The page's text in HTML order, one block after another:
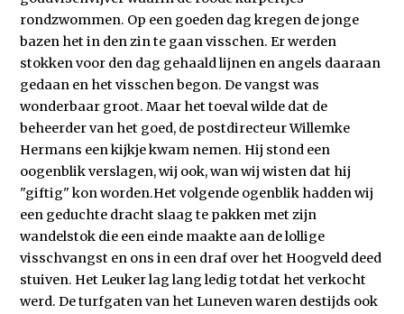
rondzwommen. Op een goeden dag kregen de jonge
bazen het in den zin te gaan visschen. Er werden
stokken voor den dag gehaald lijnen en angels daaraan
gedaan en het visschen begon. De vangst was
wonderbaar groot. Maar het toeval wilde dat de
beheerder van het goed, de postdirecteur Willemke
Hermans een kijkje kwam nemen. Hij stond een
oogenblik verslagen, wij ook, wan wij wisten dat hij
"giftig" kon worden.Het volgende ogenblik hadden wij
een geduchte dracht slaag te pakken met zijn
wandelstok die een einde maakte aan de lollige
visschvangst en ons in een draf over het Hoogveld deed
stuiven. Het Leuker lag lang ledig totdat het verkocht
werd. De turfgaten van het Luneven waren destijds ook